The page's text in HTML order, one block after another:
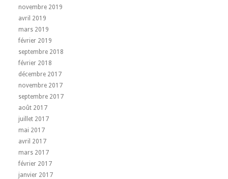
novembre 2019
avril 2019
mars 2019
février 2019
septembre 2018
février 2018
décembre 2017
novembre 2017
septembre 2017
août 2017
juillet 2017
mai 2017
avril 2017
mars 2017
février 2017
janvier 2017